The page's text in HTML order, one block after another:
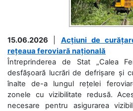
15.06.2026
Acțiuni de
rețeaua feroviară națională
Întreprinderea de Stat „Calea
desfășoară lucrări de defrișare și
înalte de-a lungul rețelei
zonele cu vizibilitate redusă.
necesare pentru asigurarea